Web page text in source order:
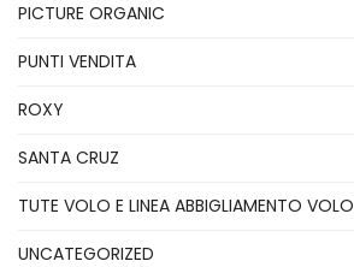
PICTURE ORGANIC
PUNTI VENDITA
ROXY
SANTA CRUZ
TUTE VOLO E LINEA ABBIGLIAMENTO VOLO
UNCATEGORIZED